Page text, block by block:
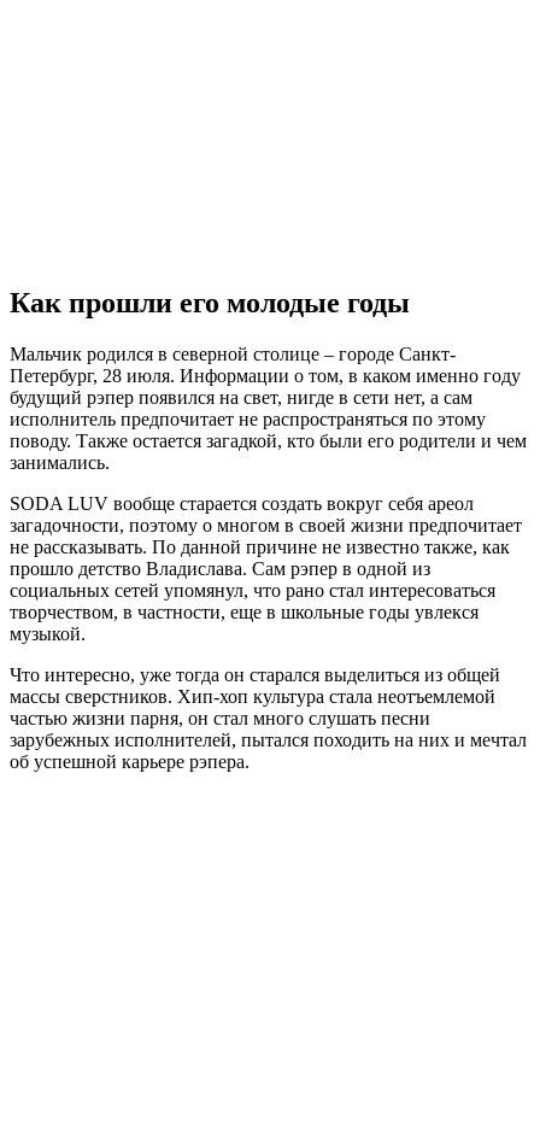
Как прошли его молодые годы
Мальчик родился в северной столице – городе Санкт-
Петербург, 28 июля. Информации о том, в каком именно году
будущий рэпер появился на свет, нигде в сети нет, а сам
исполнитель предпочитает не распространяться по этому
поводу. Также остается загадкой, кто были его родители и чем
занимались.
SODA LUV вообще старается создать вокруг себя ареол
загадочности, поэтому о многом в своей жизни предпочитает
не рассказывать. По данной причине не известно также, как
прошло детство Владислава. Сам рэпер в одной из
социальных сетей упомянул, что рано стал интересоваться
творчеством, в частности, еще в школьные годы увлекся
музыкой.
Что интересно, уже тогда он старался выделиться из общей
массы сверстников. Хип-хоп культура стала неотъемлемой
частью жизни парня, он стал много слушать песни
зарубежных исполнителей, пытался походить на них и мечтал
об успешной карьере рэпера.